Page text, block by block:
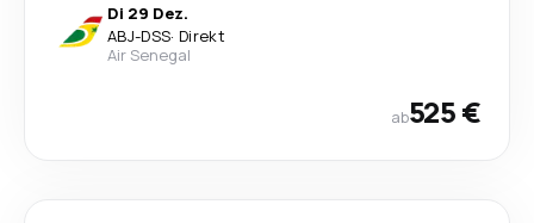
Di 29 Dez.
ABJ-DSS· Direkt
Air Senegal
ab525 €